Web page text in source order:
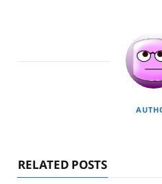
RELATED POSTS